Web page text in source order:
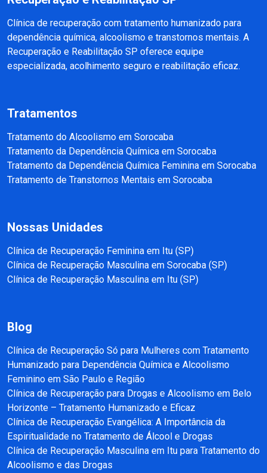
Clínica de recuperação com tratamento humanizado para
dependência química, alcoolismo e transtornos mentais. A
Recuperação e Reabilitação SP oferece equipe
especializada, acolhimento seguro e reabilitação eficaz.
Tratamentos
Tratamento do Alcoolismo em Sorocaba
Tratamento da Dependência Química em Sorocaba
Tratamento da Dependência Química Feminina em Sorocaba
Tratamento de Transtornos Mentais em Sorocaba
Nossas Unidades
Clínica de Recuperação Feminina em Itu (SP)
Clínica de Recuperação Masculina em Sorocaba (SP)
Clínica de Recuperação Masculina em Itu (SP)
Blog
Clínica de Recuperação Só para Mulheres com Tratamento
Humanizado para Dependência Química e Alcoolismo
Feminino em São Paulo e Região
Clínica de Recuperação para Drogas e Alcoolismo em Belo
Horizonte – Tratamento Humanizado e Eficaz
Clínica de Recuperação Evangélica: A Importância da
Espiritualidade no Tratamento de Álcool e Drogas
Clínica de Recuperação Masculina em Itu para Tratamento do
Alcoolismo e das Drogas